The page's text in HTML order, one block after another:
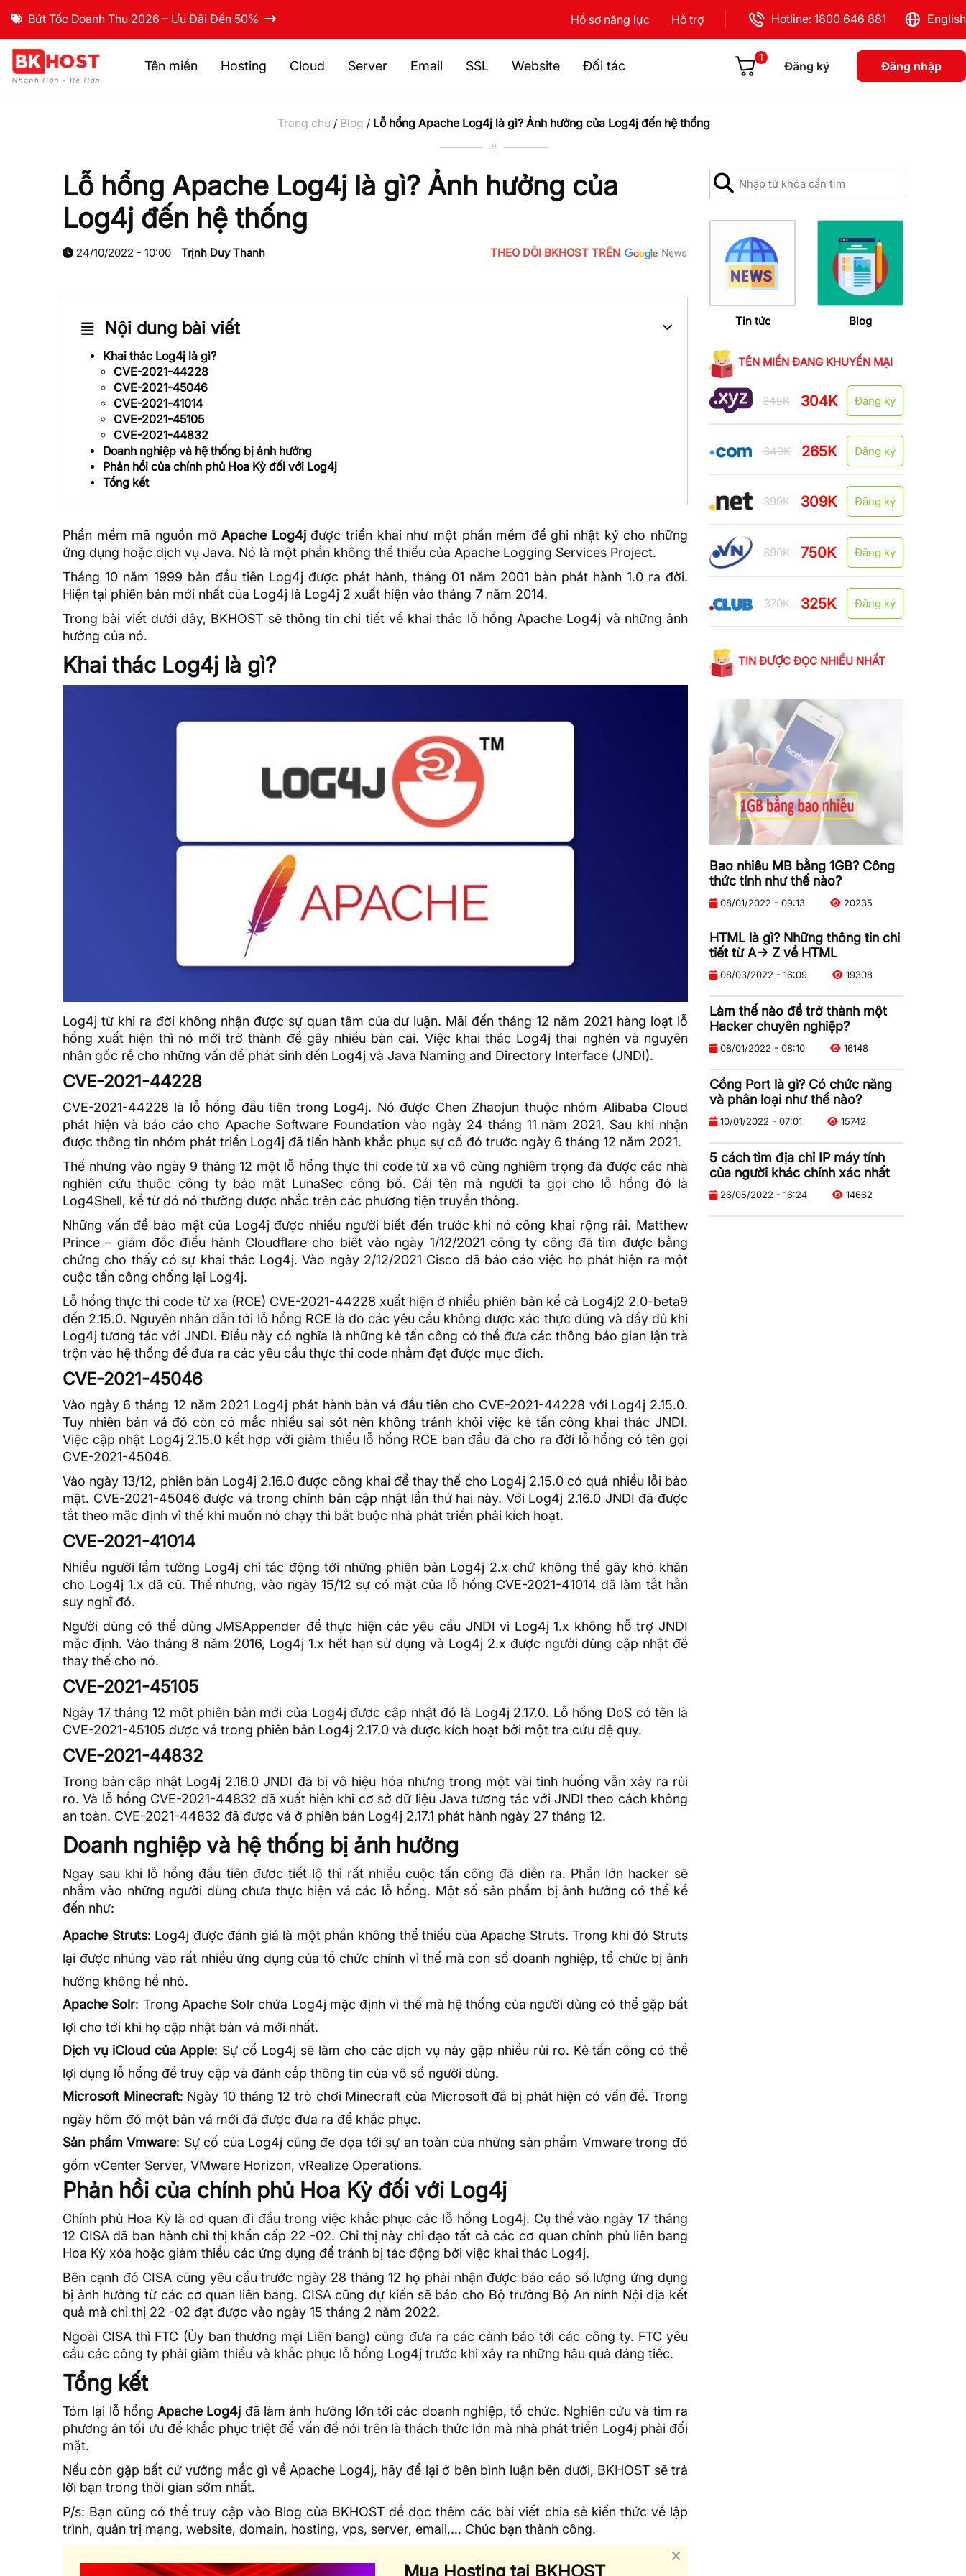
Bứt Tốc Doanh Thu 2026 – Ưu Đãi Đến 50% Hồ sơ năng lực Hỗ trợ Hotline: 1800 646 881 English
Tên miền Hosting Cloud Server Email SSL Website Đối tác
1
Đăng ký Đăng nhập
Trang chủ / Blog / Lỗ hổng Apache Log4j là gì? Ảnh hưởng của Log4j đến hệ thống
#
Lỗ hổng Apache Log4j là gì? Ảnh hưởng của
Log4j đến hệ thống
24/10/2022 - 10:00 Trịnh Duy Thanh THEO DÕI BKHOST TRÊN
Nội dung bài viết
Khai thác Log4j là gì?
CVE-2021-44228
CVE-2021-45046
CVE-2021-41014
CVE-2021-45105
CVE-2021-44832
Doanh nghiệp và hệ thống bị ảnh hưởng
Phản hồi của chính phủ Hoa Kỳ đối với Log4j
Tổng kết
Phần mềm mã nguồn mởApache Log4jđược triển khai như một phần mềm để ghi nhật ký cho những
ứng dụng hoặc dịch vụ Java. Nó là một phần không thể thiếu của Apache Logging Services Project.
Tháng 10 năm 1999 bản đầu tiên Log4j được phát hành, tháng 01 năm 2001 bản phát hành 1.0 ra đời.
Hiện tại phiên bản mới nhất của Log4j là Log4j 2 xuất hiện vào tháng 7 năm 2014.
Trong bài viết dưới đây, BKHOST sẽ thông tin chi tiết về khai thác lỗ hổng Apache Log4j và những ảnh
hưởng của nó.
Khai thác Log4j là gì?
Log4j từ khi ra đời không nhận được sự quan tâm của dư luận. Mãi đến tháng 12 năm 2021 hàng loạt lỗ
hổng xuất hiện thì nó mới trở thành đề gây nhiều bàn cãi. Việc khai thác Log4j thai nghén và nguyên
nhân gốc rễ cho những vấn đề phát sinh đến Log4j và Java Naming and Directory Interface (JNDI).
CVE-2021-44228
CVE-2021-44228 là lỗ hổng đầu tiên trong Log4j. Nó được Chen Zhaojun thuộc nhóm Alibaba Cloud
phát hiện và báo cáo cho Apache Software Foundation vào ngày 24 tháng 11 năm 2021. Sau khi nhận
được thông tin nhóm phát triển Log4j đã tiến hành khắc phục sự cố đó trước ngày 6 tháng 12 năm 2021.
Thế nhưng vào ngày 9 tháng 12 một lỗ hổng thực thi code từ xa vô cùng nghiêm trọng đã được các nhà
nghiên cứu thuộc công ty bảo mật LunaSec công bố. Cái tên mà người ta gọi cho lỗ hổng đó là
Log4Shell, kể từ đó nó thường được nhắc trên các phương tiện truyền thông.
Những vấn đề bảo mật của Log4j được nhiều người biết đến trước khi nó công khai rộng rãi. Matthew
Prince – giám đốc điều hành Cloudflare cho biết vào ngày 1/12/2021 công ty công đã tìm được bằng
chứng cho thấy có sự khai thác Log4j. Vào ngày 2/12/2021 Cisco đã báo cáo việc họ phát hiện ra một
cuộc tấn công chống lại Log4j.
Lỗ hổng thực thi code từ xa (RCE) CVE-2021-44228 xuất hiện ở nhiều phiên bản kể cả Log4j2 2.0-beta9
đến 2.15.0. Nguyên nhân dẫn tới lỗ hổng RCE là do các yêu cầu không được xác thực đúng và đầy đủ khi
Log4j tương tác với JNDI. Điều này có nghĩa là những kẻ tấn công có thể đưa các thông báo gian lận trà
trộn vào hệ thống để đưa ra các yêu cầu thực thi code nhằm đạt được mục đích.
CVE-2021-45046
Vào ngày 6 tháng 12 năm 2021 Log4j phát hành bản vá đầu tiên cho CVE-2021-44228 với Log4j 2.15.0.
Tuy nhiên bản vá đó còn có mắc nhiều sai sót nên không tránh khỏi việc kẻ tấn công khai thác JNDI.
Việc cập nhật Log4j 2.15.0 kết hợp với giảm thiểu lỗ hổng RCE ban đầu đã cho ra đời lỗ hổng có tên gọi
CVE-2021-45046.
Vào ngày 13/12, phiên bản Log4j 2.16.0 được công khai để thay thế cho Log4j 2.15.0 có quá nhiều lỗi bảo
mật. CVE-2021-45046 được vá trong chính bản cập nhật lần thứ hai này. Với Log4j 2.16.0 JNDI đã được
tắt theo mặc định vì thế khi muốn nó chạy thì bắt buộc nhà phát triển phải kích hoạt.
CVE-2021-41014
Nhiều người lầm tưởng Log4j chỉ tác động tới những phiên bản Log4j 2.x chứ không thể gây khó khăn
cho Log4j 1.x đã cũ. Thế nhưng, vào ngày 15/12 sự có mặt của lỗ hổng CVE-2021-41014 đã làm tắt hẳn
suy nghĩ đó.
Người dùng có thể dùng JMSAppender để thực hiện các yêu cầu JNDI vì Log4j 1.x không hỗ trợ JNDI
mặc định. Vào tháng 8 năm 2016, Log4j 1.x hết hạn sử dụng và Log4j 2.x được người dùng cập nhật để
thay thế cho nó.
CVE-2021-45105
Ngày 17 tháng 12 một phiên bản mới của Log4j được cập nhật đó là Log4j 2.17.0. Lỗ hổng DoS có tên là
CVE-2021-45105 được vá trong phiên bản Log4j 2.17.0 và được kích hoạt bởi một tra cứu đệ quy.
CVE-2021-44832
Trong bản cập nhật Log4j 2.16.0 JNDI đã bị vô hiệu hóa nhưng trong một vài tình huống vẫn xảy ra rủi
ro. Và lỗ hổng CVE-2021-44832 đã xuất hiện khi cơ sởdữ liệuJava tương tác với JNDI theo cách không
an toàn. CVE-2021-44832 đã được vá ở phiên bản Log4j 2.17.1 phát hành ngày 27 tháng 12.
Doanh nghiệp và hệ thống bị ảnh hưởng
Ngay sau khi lỗ hổng đầu tiên được tiết lộ thì rất nhiều cuộc tấn công đã diễn ra. Phần lớn hacker sẽ
nhắm vào những người dùng chưa thực hiện vá các lỗ hổng. Một số sản phẩm bị ảnh hưởng có thể kể
đến như:
Apache Struts: Log4j được đánh giá là một phần không thể thiếu của Apache Struts. Trong khi đó Struts
lại được nhúng vào rất nhiều ứng dụng của tổ chức chính vì thế mà con số doanh nghiệp, tổ chức bị ảnh
hưởng không hề nhỏ.
Apache Solr: Trong Apache Solr chứa Log4j mặc định vì thế mà hệ thống của người dùng có thể gặp bất
lợi cho tới khi họ cập nhật bản vá mới nhất.
Dịch vụ iCloud của Apple: Sự cố Log4j sẽ làm cho các dịch vụ này gặp nhiều rủi ro. Kẻ tấn công có thể
lợi dụng lỗ hổng để truy cập và đánh cắp thông tin của vô số người dùng.
Microsoft Minecraft: Ngày 10 tháng 12 trò chơi Minecraft của Microsoft đã bị phát hiện có vấn đề. Trong
ngày hôm đó một bản vá mới đã được đưa ra để khắc phục.
Sản phẩm Vmware: Sự cố của Log4j cũng đe dọa tới sự an toàn của những sản phẩm Vmwaretrong đó
gồm vCenter Server, VMware Horizon, vRealize Operations.
Phản hồi của chính phủ Hoa Kỳ đối với Log4j
Chính phủ Hoa Kỳ là cơ quan đi đầu trong việc khắc phục các lỗ hổng Log4j. Cụ thể vào ngày 17 tháng
12 CISA đã ban hành chỉ thị khẩn cấp 22 -02. Chỉ thị này chỉ đạo tất cả các cơ quan chính phủ liên bang
Hoa Kỳ xóa hoặc giảm thiểu các ứng dụng để tránh bị tác động bởi việc khai thác Log4j.
Bên cạnh đó CISA cũng yêu cầu trước ngày 28 tháng 12 họ phải nhận được báo cáo số lượng ứng dụng
bị ảnh hưởng từ các cơ quan liên bang. CISA cũng dự kiến sẽ báo cho Bộ trưởng Bộ An ninh Nội địa kết
quả mà chỉ thị 22 -02 đạt được vào ngày 15 tháng 2 năm 2022.
Ngoài CISA thì FTC (Ủy ban thương mại Liên bang) cũng đưa ra các cảnh báo tới các công ty. FTC yêu
cầu các công ty phải giảm thiểu và khắc phục lỗ hổng Log4j trước khi xảy ra những hậu quả đáng tiếc.
Tổng kết
Tóm lại lỗ hổngApache Log4j đã làm ảnh hưởng lớn tới các doanh nghiệp, tổ chức. Nghiên cứu và tìm ra
phương án tối ưu để khắc phục triệt để vấn đề nói trên là thách thức lớn mà nhà phát triển Log4j phải đối
mặt.
Nếu còn gặp bất cứ vướng mắc gì về Apache Log4j, hãy để lại ở bên bình luận bên dưới, BKHOST sẽ trả
lời bạn trong thời gian sớm nhất.
P/s: Bạn cũng có thể truy cập vào Blog của BKHOSTđể đọc thêm các bài viết chia sẻ kiến thức về lập
trình, quản trị mạng, website, domain, hosting, vps, server, email,… Chúc bạn thành công.
Mua Hosting tại BKHOST
Tin tức Blog
TÊN MIỀN ĐANG KHUYẾN MẠI
345K 304K Đăng ký
340K 265K Đăng ký
399K 309K Đăng ký
890K 750K Đăng ký
370K 325K Đăng ký
TIN ĐƯỢC ĐỌC NHIỀU NHẤT
Bao nhiêu MB bằng 1GB? Công
thức tính như thế nào?
08/01/2022 - 09:13 20235
HTML là gì? Những thông tin chi
tiết từ A-> Z về HTML
08/03/2022 - 16:09 19308
Làm thế nào để trở thành một
Hacker chuyên nghiệp?
08/01/2022 - 08:10 16148
Cổng Port là gì? Có chức năng
và phân loại như thế nào?
10/01/2022 - 07:01 15742
5 cách tìm địa chỉ IP máy tính
của người khác chính xác nhất
26/05/2022 - 16:24 14662